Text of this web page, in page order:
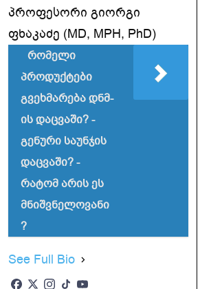
პროფესორი გიორგი
ფხაკაძე (MD, MPH, PhD)
რომელი
პროდუქტები
გვეხმარება დნმ-
ის დაცვაში? -
გენური საუნჯის
დაცვაში? -
რატომ არის ეს
მნიშვნელოვანი
?
See Full Bio